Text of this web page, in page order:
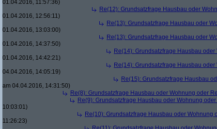
01.04.2016, 11:57:36)
Re(12): Grundsatzfrage Hausbau oder
01.04.2016, 12:56:11)
Re(13): Grundsatzfrage Hausbau oder
01.04.2016, 13:03:00)
Re(13): Grundsatzfrage Hausbau oder
01.04.2016, 14:37:50)
Re(14): Grundsatzfrage Hausbau
01.04.2016, 14:42:21)
Re(14): Grundsatzfrage Hausbau
04.04.2016, 14:05:19)
Re(15): Grundsatzfrage Hausbau
am 04.04.2016, 14:31:50)
Re(8): Grundsatzfrage Hausbau oder Wohnung oder
Re(9): Grundsatzfrage Hausbau oder Wohnung
10:03:01)
Re(10): Grundsatzfrage Hausbau oder Wohnung
11:26:23)